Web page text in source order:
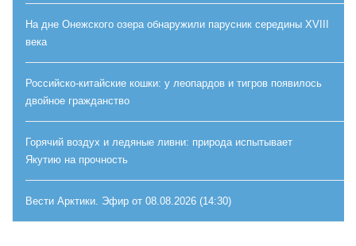
На дне Онежского озера обнаружили парусник середины XVIII
века
Российско-китайские кошки: у леопардов и тигров появилось
двойное гражданство
Горячий воздух и ледяные ливни: природа испытывает
Якутию на прочность
Вести Арктики. Эфир от 08.08.2026 (14:30)